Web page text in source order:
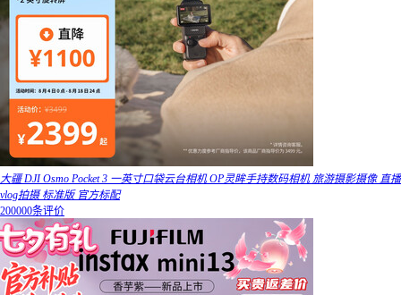
大疆 DJI Osmo Pocket 3 一英寸口袋云台相机 OP灵眸手持数码相机 旅游摄影摄像 直播
vlog拍摄 标准版 官方标配
200000条评价